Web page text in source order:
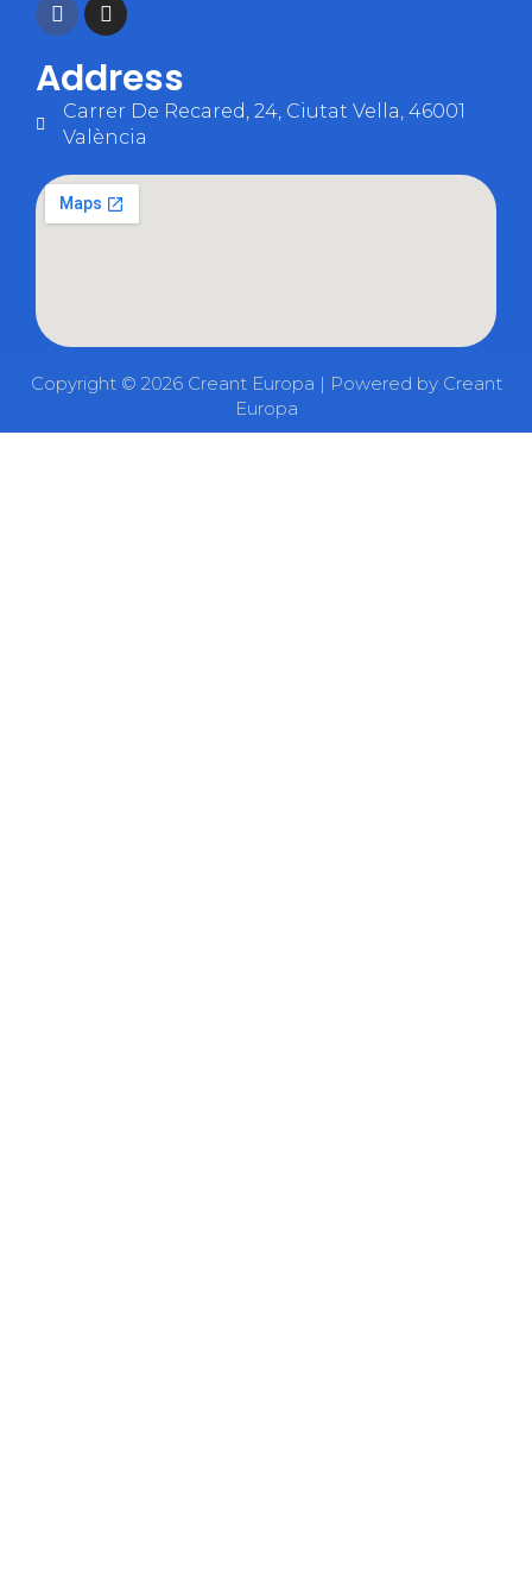
Address
Carrer De Recared, 24, Ciutat Vella, 46001
València
Copyright © 2026 Creant Europa | Powered by Creant
Europa